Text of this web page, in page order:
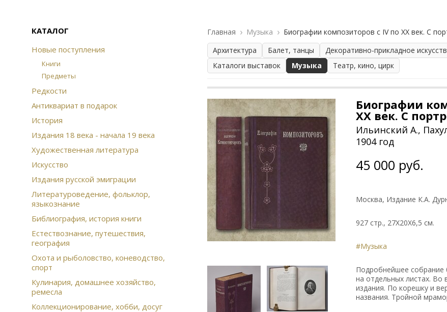
КАТАЛОГ
Новые поступления
Книги
Предметы
Редкости
Антиквариат в подарок
История
Издания 18 века - начала 19 века
Художественная литература
Искусство
Издания русской эмиграции
Литературоведение, фольклор,
языкознание
Библиография, история книги
Естествознание, путешествия,
география
Охота и рыболовство, коневодство,
спорт
Кулинария, домашнее хозяйство,
ремесла
Коллекционирование, хобби, досуг
Главная Музыка
Биографии композиторов с IV по XX век. С
Архитектура
Балет, танцы Декоративно-прикладное
Каталоги выставок
Музыка Театр, кино, цирк
Биографии
XX век. С
Ильинский А.,
1904 год
45 000 руб.
Москва, Издание К.А.
927 стр., 27Х20Х6,5 см.
#Музыка
Подробнейшее собрание
на отдельных листах. Во
издания. По корешку и
названия. Тройной